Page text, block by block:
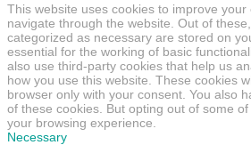
This website uses cookies to improve your
navigate through the website. Out of
categorized as necessary are stored on
essential for the working of basic
also use third-party cookies that help us
how you use this website. These cookies
browser only with your consent. You also
of these cookies. But opting out of some
your browsing experience.
Necessary